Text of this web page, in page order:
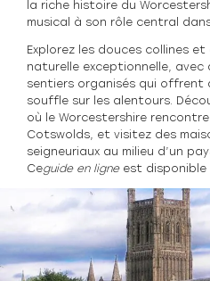
la riche histoire du
musical à son rôle central
Explorez les douces collines
naturelle exceptionnelle, avec
sentiers organisés qui offrent
souffle sur les alentours.
où le Worcestershire
Cotswolds, et visitez des
seigneuriaux au milieu d’un
Ceguide en ligneest disponible